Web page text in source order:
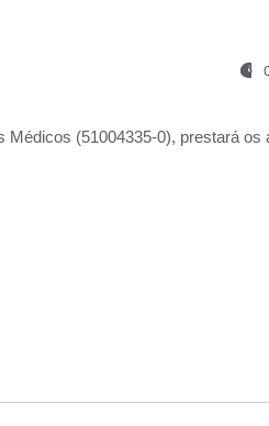
Médicos (51004335-0), prestará os